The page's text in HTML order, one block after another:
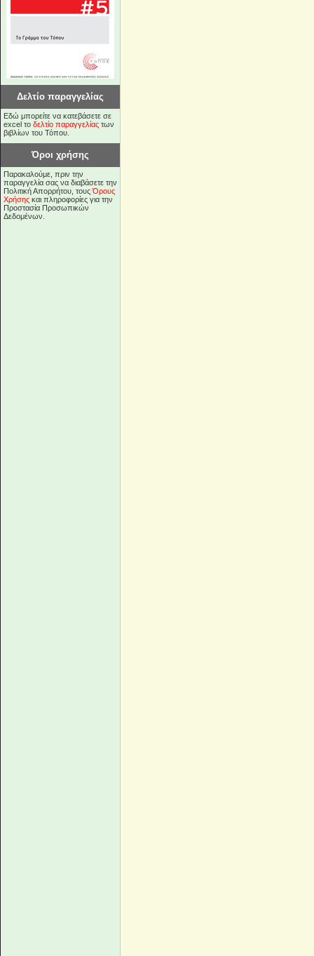
Δελτίο παραγγελίας
Εδώ μπορείτε να κατεβάσετε σε
excel το δελτίο παραγγελίας των
βιβλίων του Τόπου.
Όροι χρήσης
Παρακαλούμε, πριν την
παραγγελία σας να διαβάσετε την
Πολιτική Απορρήτου, τουςΌρους
Χρήσης και πληροφορίες για την
Προστασία Προσωπικών
Δεδομένων.